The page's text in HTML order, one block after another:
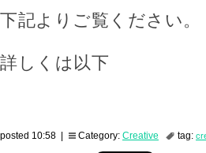
下記よりご覧ください。
詳しくは以下
posted 10:58 | Category: Creative tag: